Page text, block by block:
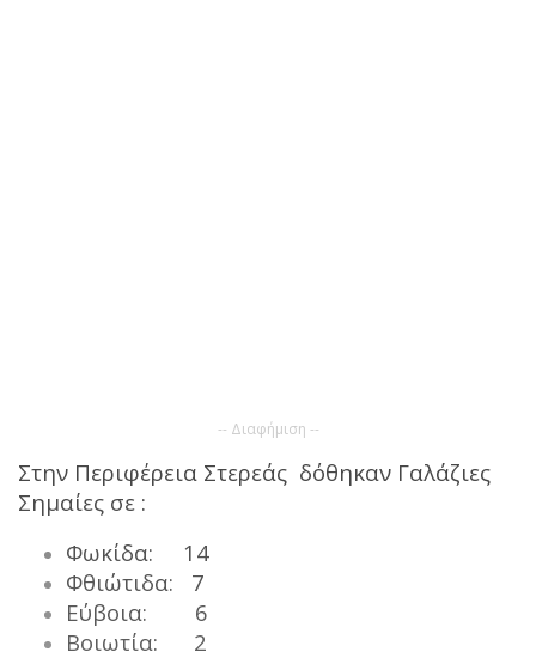
-- Διαφήμιση --
Στην Περιφέρεια Στερεάς δόθηκαν Γαλάζιες
Σημαίες σε :
Φωκίδα: 14
Φθιώτιδα: 7
Εύβοια: 6
Βοιωτία: 2